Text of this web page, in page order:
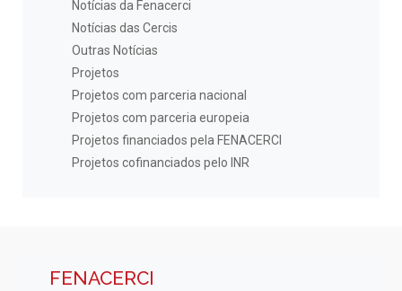
Notícias da Fenacerci
Notícias das Cercis
Outras Notícias
Projetos
Projetos com parceria nacional
Projetos com parceria europeia
Projetos financiados pela FENACERCI
Projetos cofinanciados pelo INR
FENACERCI